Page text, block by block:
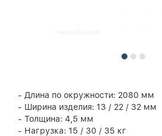
- Длина по окружности: 2080 мм
- Ширина изделия: 13 / 22 / 32 мм
- Толщина: 4,5 мм
- Нагрузка: 15 / 30 / 35 кг